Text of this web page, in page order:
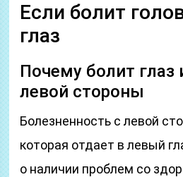
Если болит
глаз
Почему болит глаз
левой стороны
Болезненность с левой
которая отдает в левый
о наличии проблем со